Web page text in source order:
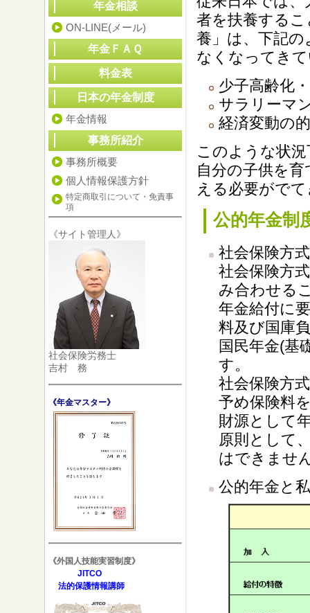
者を扶養する
養」は、下記
なくなってき
少子高齢化
サラリーマ
経済変動の
このような状
自分の子供を
える必要がで
公的年金制
社会保険方式
社会保険方
み合わせる
年金給付に
料及び国庫
国民年金(基
す。
社会保険方
予め保険料
財源として
原則として
はできませ
公的年金と
年金相談
ON-LINE(メール)
年金ＦＡＱ
料金表
日本の年金制度
年金情報
事務所紹介
事務所概要
個人情報保護方針
特定商取引について・免責事
項
《サイト管理人》
社会保険労務士
吉村 務
《年金マスター》
《外国人技能実習制度》
JITCO
法的保護情報講師